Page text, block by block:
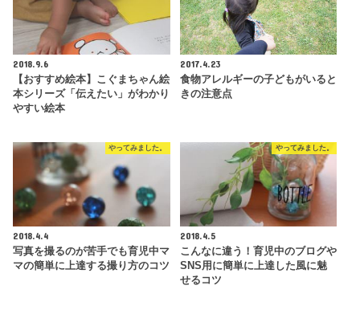
2018.9.6
【おすすめ絵本】こぐまちゃん絵
本シリーズ「伝えたい」がわかり
やすい絵本
2017.4.23
食物アレルギーの子どもがいると
きの注意点
やってみました。
2018.4.4
写真を撮るのが苦手でも育児中マ
マの簡単に上達する撮り方のコツ
やってみました。
2018.4.5
こんなに違う！育児中のブログや
SNS用に簡単に上達した風に魅
せるコツ